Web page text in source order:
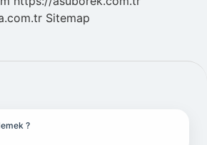
Sitemap
?